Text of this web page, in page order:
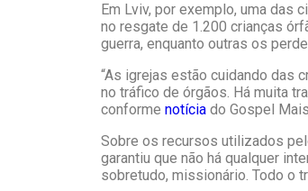
Em Lviv, por exemplo, uma das
no resgate de 1.200 crianças
guerra, enquanto outras os
“As igrejas estão cuidando das
no tráfico de órgãos. Há muita
conforme notícia do Gospel
Sobre os recursos utilizados
garantiu que não há qualquer
sobretudo, missionário. Todo o